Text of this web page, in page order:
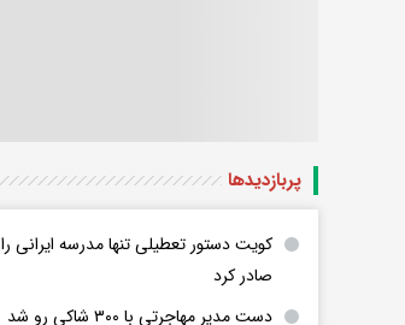
پربازدید‌ها
کویت دستور تعطیلی تنها مدرسه ایرانی را
صادر کرد
دست مدیر مهاجرتی با ۳۰۰ شاکی رو شد